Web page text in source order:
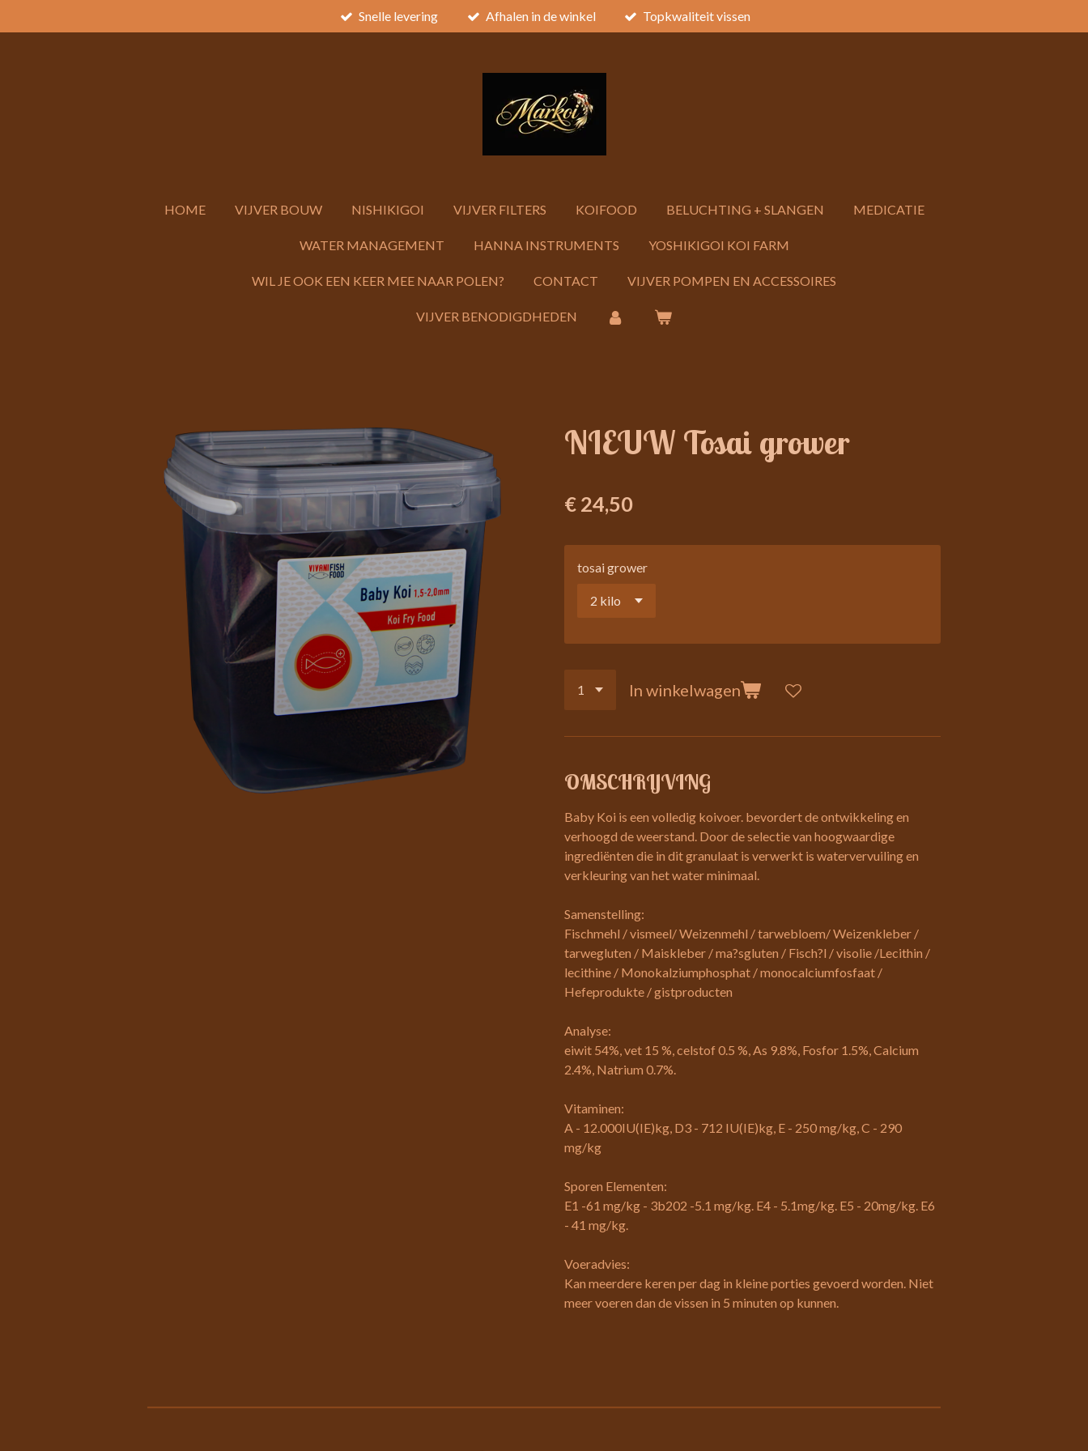
direct
Snelle levering Afhalen in de winkel Topkwaliteit vissen
HOME VIJVER BOUW NISHIKIGOI VIJVER FILTERS KOIFOOD BELUCHTING + SLANGEN MEDICATIE
WATER MANAGEMENT HANNA INSTRUMENTS YOSHIKIGOI KOI FARM
WIL JE OOK EEN KEER MEE NAAR POLEN? CONTACT VIJVER POMPEN EN ACCESSOIRES
VIJVER BENODIGDHEDEN
NIEUW Tosai grower
€ 24,50
tosai grower
In winkelwagen
OMSCHRIJVING
Baby Koi is een volledig koivoer. bevordert de ontwikkeling en
verhoogd de weerstand. Door de selectie van hoogwaardige
ingrediënten die in dit granulaat is verwerkt is watervervuiling en
verkleuring van het water minimaal.
Samenstelling:
Fischmehl / vismeel/ Weizenmehl / tarwebloem/ Weizenkleber /
tarwegluten / Maiskleber / ma?sgluten / Fisch?l / visolie /Lecithin /
lecithine / Monokalziumphosphat / monocalciumfosfaat /
Hefeprodukte / gistproducten
Analyse:
eiwit 54%, vet 15 %, celstof 0.5 %, As 9.8%, Fosfor 1.5%, Calcium
2.4%, Natrium 0.7%.
Vitaminen:
A - 12.000IU(IE)kg, D3 - 712 IU(IE)kg, E - 250 mg/kg, C - 290
mg/kg
Sporen Elementen:
E1 -61 mg/kg - 3b202 -5.1 mg/kg. E4 - 5.1mg/kg. E5 - 20mg/kg. E6
- 41 mg/kg.
Voeradvies:
Kan meerdere keren per dag in kleine porties gevoerd worden. Niet
meer voeren dan de vissen in 5 minuten op kunnen.